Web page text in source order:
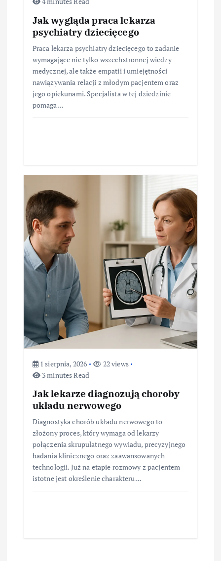
Jak wygląda praca lekarza
psychiatry dziecięcego
Praca lekarza psychiatry dziecięcego to zadanie
wymagające nie tylko wszechstronnej wiedzy
medycznej, ale także empatii i umiejętności
nawiązywania relacji z młodym pacjentem oraz
jego opiekunami. Specjalista w tej dziedzinie
pomaga…
1 sierpnia, 2026
22 views
3 minutes Read
Jak lekarze diagnozują choroby
układu nerwowego
Diagnostyka chorób układu nerwowego to
złożony proces, który wymaga od lekarzy
połączenia skrupulatnego wywiadu, precyzyjnego
badania klinicznego oraz zaawansowanych
technologii. Już na etapie rozmowy z pacjentem
istotne jest określenie charakteru…